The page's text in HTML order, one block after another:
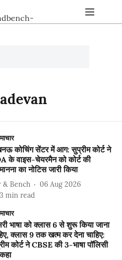
कोचिंग सेंटर में आग: सुप्रीम कोर्ट ने
के वाइस-चेयरमैन को कोर्ट की
​​का नोटिस जारी किया
& Bench
06 Aug 2026
3 min read
भाषा को क्लास 6 से शुरू किया जाना
क्लास 9 तक खत्म कर देना चाहिए:
कोर्ट ने CBSE की 3-भाषा पॉलिसी